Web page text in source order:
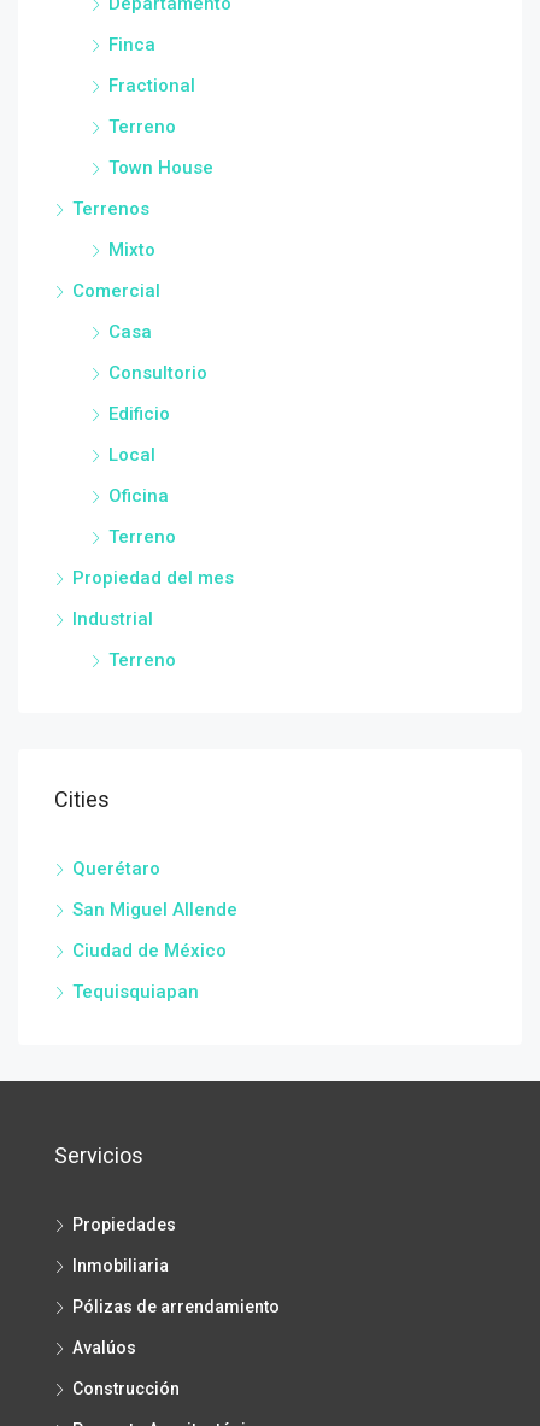
Finca
Fractional
Terreno
Town House
Terrenos
Mixto
Comercial
Casa
Consultorio
Edificio
Local
Oficina
Terreno
Propiedad del mes
Industrial
Terreno
Cities
Querétaro
San Miguel Allende
Ciudad de México
Tequisquiapan
Servicios
Propiedades
Inmobiliaria
Pólizas de arrendamiento
Avalúos
Construcción